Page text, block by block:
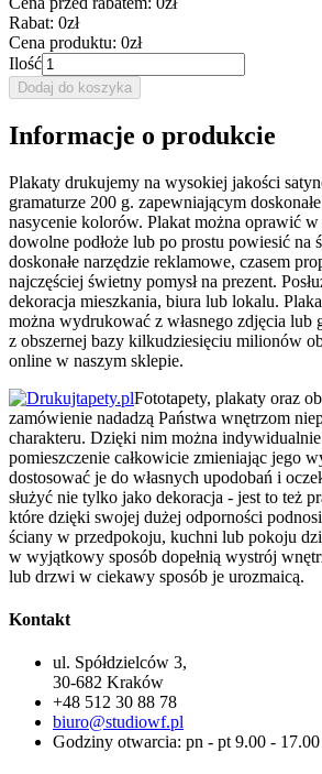
Rabat: 0zł
Cena produktu: 0zł
Ilość
Dodaj do koszyka
Informacje o produkcie
Plakaty drukujemy na wysokiej jakości
gramaturze 200 g. zapewniającym
nasycenie kolorów. Plakat można oprawić
dowolne podłoże lub po prostu powiesić na
doskonałe narzędzie reklamowe, czasem
najczęściej świetny pomysł na prezent.
dekoracja mieszkania, biura lub lokalu.
można wydrukować z własnego zdjęcia lub
z obszernej bazy kilkudziesięciu milionów
online w naszym sklepie.
Fototapety, plakaty oraz
zamówienie nadadzą Państwa wnętrzom
charakteru. Dzięki nim można
pomieszczenie całkowicie zmieniając jego
dostosować je do własnych upodobań i
służyć nie tylko jako dekoracja - jest to też
które dzięki swojej dużej odporności
ściany w przedpokoju, kuchni lub pokoju
w wyjątkowy sposób dopełnią wystrój
lub drzwi w ciekawy sposób je urozmaicą.
Kontakt
ul. Spółdzielców 3,
30-682 Kraków
+48 512 30 88 78
biuro@studiowf.pl
Godziny otwarcia: pn - pt 9.00 - 17.00